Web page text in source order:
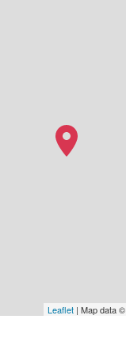
Leaflet| Map data ©